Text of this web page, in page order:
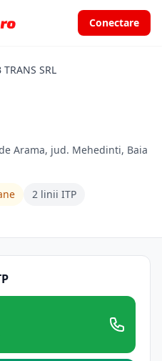
Conectare
TRANS SRL
Arama, jud. Mehedinti, Baia
2 linii ITP